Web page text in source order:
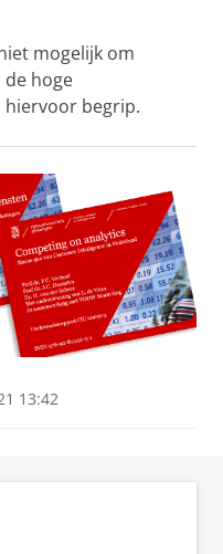
mogelijk om
hoge
hiervoor begrip.
13:42